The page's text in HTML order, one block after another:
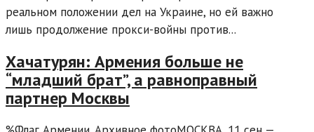
реальном положении дел на Украине, но ей важно
лишь продолжение прокси-войны против...
Хачатурян: Армения больше не
“младший брат”, а равноправный
партнер Москвы